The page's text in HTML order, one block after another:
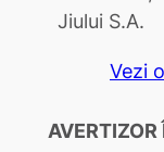
Jiului S.A.
Vezi
AVERTIZOR